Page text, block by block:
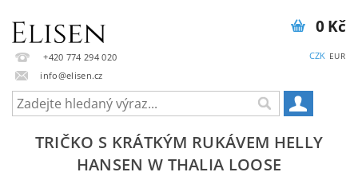
+420 774 294 020
info@elisen.cz
CZK EUR
0 Kč
TRIČKO S KRÁTKÝM RUKÁVEM HELLY
HANSEN W THALIA LOOSE